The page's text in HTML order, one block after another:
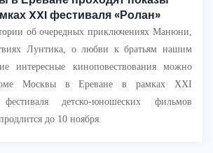
XXI фестиваля «Ролан»
об очередных приключениях Манюни,
Лунтика, о любви к братьям нашим
интересные киноповествования можно
Москвы в Ереване в рамках XXI
фестиваля детско-юношеских фильмов
до 10 ноября.